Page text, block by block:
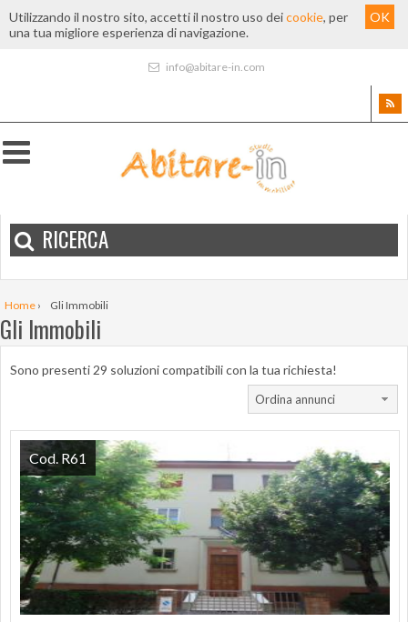
Utilizzando il nostro sito, accetti il nostro uso deicookie, per
una tua migliore esperienza di navigazione.
OK
info@abitare-in.com
RICERCA
Home › Gli Immobili
Gli Immobili
Sono presenti 29 soluzioni compatibili con la tua richiesta!
Ordina annunci
Cod. R61